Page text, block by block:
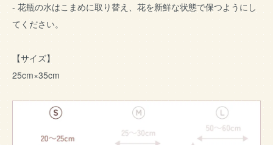
- 花瓶の水はこまめに取り替え、花を新鮮な状態で保つようにし
てください。
【サイズ】
25cm×35cm